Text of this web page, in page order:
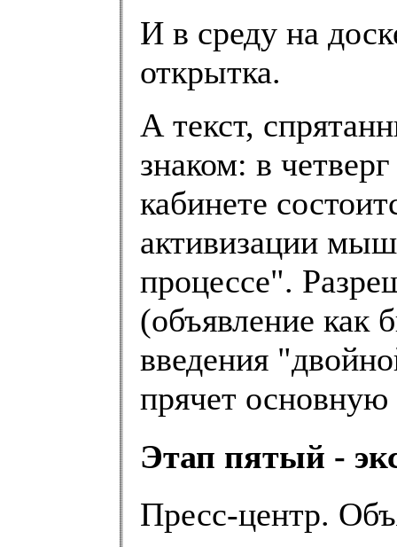
И в среду на
открытка.
А текст,
знаком: в
кабинете
активизации
процессе".
(объявление как
введения
прячет
Этап пятый -
Пресс-центр.